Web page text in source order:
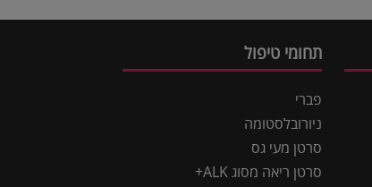
תחומי טיפול
פברי
ניורובלסטומה
סרטן מעי גס
סרטן ריאה מסוג ALK+